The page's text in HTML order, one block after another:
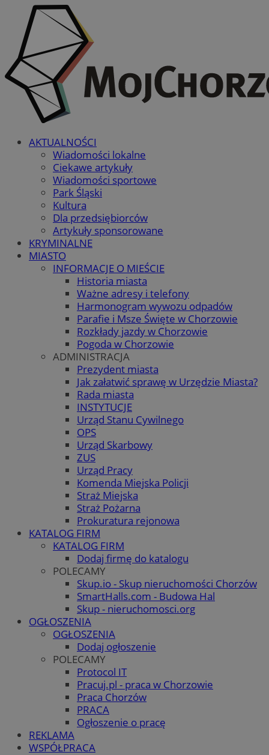
AKTUALNOŚCI
Wiadomości lokalne
Ciekawe artykuły
Wiadomości sportowe
Park Śląski
Kultura
Dla przedsiębiorców
Artykuły sponsorowane
KRYMINALNE
MIASTO
INFORMACJE O MIEŚCIE
Historia miasta
Ważne adresy i telefony
Harmonogram wywozu odpadów
Parafie i Msze Święte w Chorzowie
Rozkłady jazdy w Chorzowie
Pogoda w Chorzowie
ADMINISTRACJA
Prezydent miasta
Jak załatwić sprawę w Urzędzie Miasta?
Rada miasta
INSTYTUCJE
Urząd Stanu Cywilnego
OPS
Urząd Skarbowy
ZUS
Urząd Pracy
Komenda Miejska Policji
Straż Miejska
Straż Pożarna
Prokuratura rejonowa
KATALOG FIRM
KATALOG FIRM
Dodaj firmę do katalogu
POLECAMY
Skup.io - Skup nieruchomości Chorzów
SmartHalls.com - Budowa Hal
Skup - nieruchomosci.org
OGŁOSZENIA
OGŁOSZENIA
Dodaj ogłoszenie
POLECAMY
Protocol IT
Pracuj.pl - praca w Chorzowie
Praca Chorzów
PRACA
Ogłoszenie o pracę
REKLAMA
WSPÓŁPRACA